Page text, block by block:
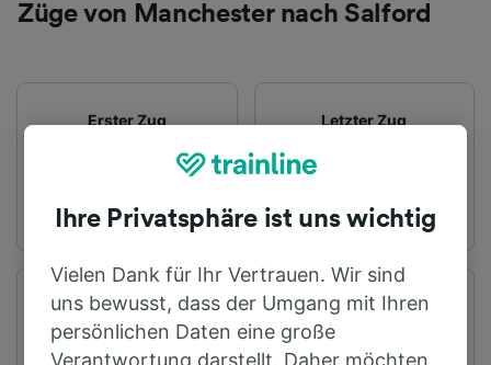
Züge von Manchester nach Salford
Erster Zug
Letzter Zug
Abfahrtsstation
Manchester
Ankunftsstation
Ihre Privatsphäre ist uns wichtig
Vielen Dank für Ihr Vertrauen. Wir sind
uns bewusst, dass der Umgang mit Ihren
persönlichen Daten eine große
Verantwortung darstellt. Daher möchten